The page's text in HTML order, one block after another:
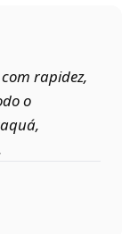
rapidez,
o